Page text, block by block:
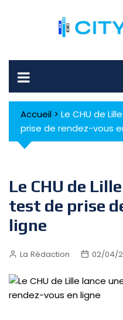
Accueil > Le CHU de
prise de rendez-vous
Le CHU de
test de prise
ligne
La Rédaction 02/04/